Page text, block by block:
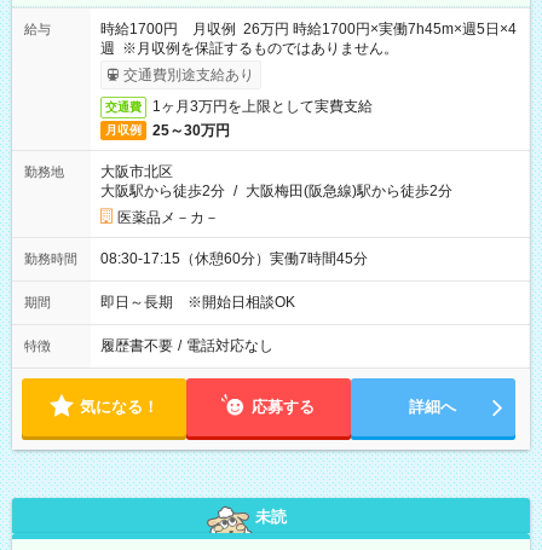
給与
時給1700円 月収例 26万円 時給1700円×実働7h45m×週5日×4
週 ※月収例を保証するものではありません。
交通費別途支給あり
交通費 1ヶ月3万円を上限として実費支給
月収例 25～30万円
勤務地
大阪市北区
大阪駅から徒歩2分 / 大阪梅田(阪急線)駅から徒歩2分
医薬品メ－カ－
勤務時間 08:30-17:15（休憩60分）実働7時間45分
期間 即日～長期 ※開始日相談OK
特徴 履歴書不要 / 電話対応なし
気になる！ 応募する 詳細へ
未読